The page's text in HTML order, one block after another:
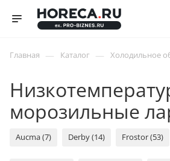
Главная — Каталог — Холодильное
морозильные
Aucma (7) Derby (14) Frostor (53)